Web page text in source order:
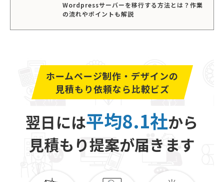
Wordpressサーバーを移行する方法とは？作業
の流れやポイントも解説
ホームページ制作・デザインの
見積もり依頼なら比較ビズ
翌日には平均8.1社から
見積もり提案が届きます